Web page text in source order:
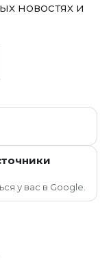
новостях и
у вас в Google.